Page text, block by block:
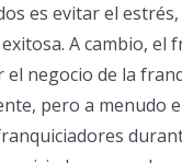
es evitar el
A cambio,
negocio de la
pero a menudo